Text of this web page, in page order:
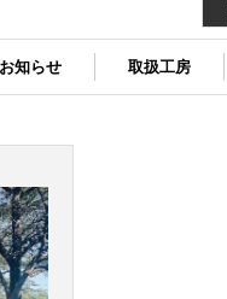
お知らせ 取扱工房